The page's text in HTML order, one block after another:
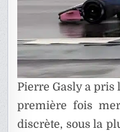
Pierre Gasly a pris
première fois
discrète, sous la